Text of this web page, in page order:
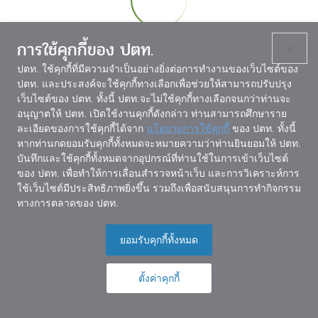
การใช้คุกกี้ของ ปตท.
ปตท. ใช้คุกกี้ที่มีความจำเป็นอย่างยิ่งต่อการทำงานของเว็บไซต์ของ
ปตท. และประสงค์จะใช้คุกกี้ทางเลือกเพื่อช่วยให้สามารถปรับปรุง
เว็บไซต์ของ ปตท. ทั้งนี้ ปตท.จะไม่ใช้คุกกี้ทางเลือกจนกว่าท่านจะ
อนุญาตให้ ปตท. เปิดใช้งานคุกกี้ดังกล่าว ท่านสามารถศึกษาราย
ละเอียดของการใช้คุกกี้ได้จาก นโยบายการใช้คุกกี้ ของ ปตท. ทั้งนี้
หากท่านกดยอมรับคุกกี้ทั้งหมดจะหมายความว่าท่านยินยอมให้ ปตท.
บันทึกและใช้คุกกี้ทั้งหมดจากอุปกรณ์ที่ท่านใช้ในการเข้าเว็บไซต์
ของ ปตท. เพื่อทำให้การเลื่อนสำรวจหน้าเว็บ และการวิเคราะห์การ
ใช้เว็บไซต์มีประสิทธิภาพยิ่งขึ้น รวมถึงเพื่อสนับสนุนการทำกิจกรรม
ทางการตลาดของ ปตท.
ตั้งค่าคุกกี้
ยอมรับคุกกี้ทั้งหมด